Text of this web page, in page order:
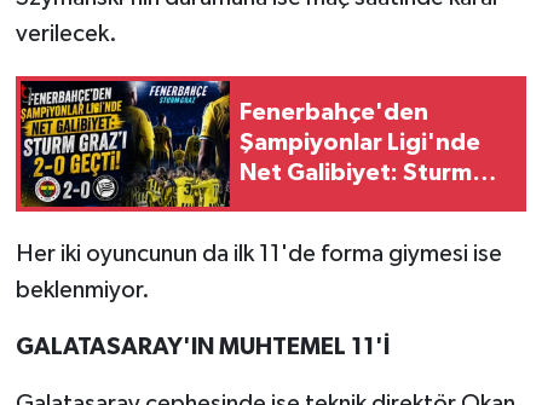
verilecek.
Fenerbahçe'den
Şampiyonlar Ligi'nde
Net Galibiyet: Sturm
Her iki oyuncunun da ilk 11'de forma giymesi ise
beklenmiyor.
GALATASARAY'IN MUHTEMEL 11'İ